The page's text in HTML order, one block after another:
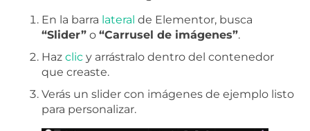
En la barra lateral de Elementor, busca
“Slider” o “Carrusel de imágenes”.
Haz clic y arrástralo dentro del contenedor
que creaste.
Verás un slider con imágenes de ejemplo listo
para personalizar.